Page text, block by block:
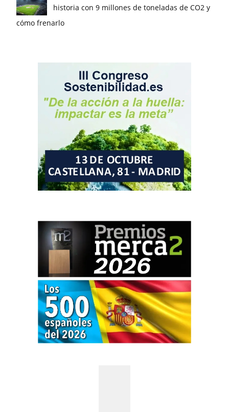
historia con 9 millones de toneladas de CO2 y
cómo frenarlo